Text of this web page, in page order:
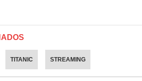
TITANIC STREAMING